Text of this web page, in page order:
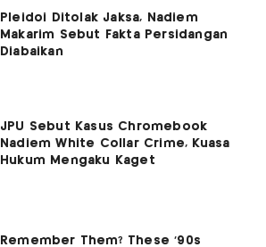
Pleidoi Ditolak Jaksa, Nadiem
Makarim Sebut Fakta Persidangan
Diabaikan
JPU Sebut Kasus Chromebook
Nadiem White Collar Crime, Kuasa
Hukum Mengaku Kaget